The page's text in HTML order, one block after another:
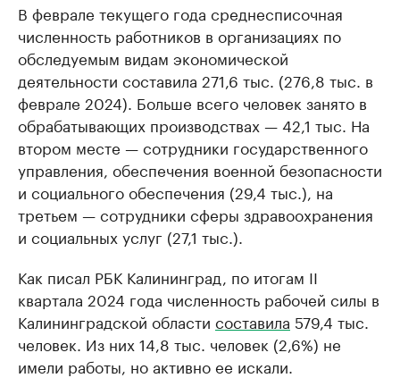
В феврале текущего года среднесписочная
численность работников в организациях по
обследуемым видам экономической
деятельности составила 271,6 тыс. (276,8 тыс. в
феврале 2024). Больше всего человек занято в
обрабатывающих производствах — 42,1 тыс. На
втором месте — сотрудники государственного
управления, обеспечения военной безопасности
и социального обеспечения (29,4 тыс.), на
третьем — сотрудники сферы здравоохранения
и социальных услуг (27,1 тыс.).
Как писал РБК Калининград, по итогам II
квартала 2024 года численность рабочей силы в
Калининградской области составила 579,4 тыс.
человек. Из них 14,8 тыс. человек (2,6%) не
имели работы, но активно ее искали.